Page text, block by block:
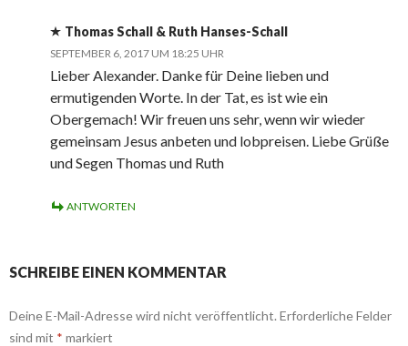
Thomas Schall & Ruth Hanses-Schall
SEPTEMBER 6, 2017 UM 18:25 UHR
Lieber Alexander. Danke für Deine lieben und
ermutigenden Worte. In der Tat, es ist wie ein
Obergemach! Wir freuen uns sehr, wenn wir wieder
gemeinsam Jesus anbeten und lobpreisen. Liebe Grüße
und Segen Thomas und Ruth
ANTWORTEN
SCHREIBE EINEN KOMMENTAR
Deine E-Mail-Adresse wird nicht veröffentlicht. Erforderliche Felder
sind mit * markiert